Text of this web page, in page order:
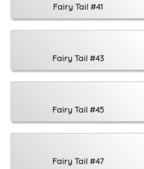
Fairy Tail #41
Fairy Tail #43
Fairy Tail #45
Fairy Tail #47